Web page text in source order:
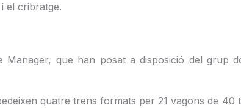
el cribratge.
Manager, que han posat a disposició del grup
quatre trens formats per 21 vagons de 40